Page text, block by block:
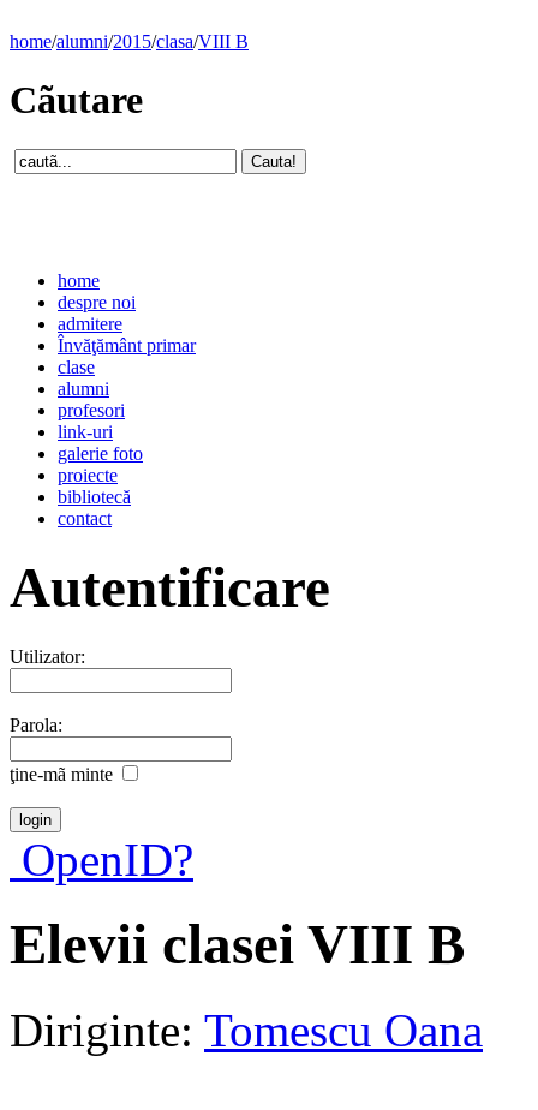
home/alumni/2015/clasa/VIII B
Cãutare
home
despre noi
admitere
Învăţământ primar
clase
alumni
profesori
link-uri
galerie foto
proiecte
bibliotecă
contact
Autentificare
Utilizator:
Parola:
ţine-mã minte
OpenID?
Elevii clasei VIII B
Diriginte: Tomescu Oana